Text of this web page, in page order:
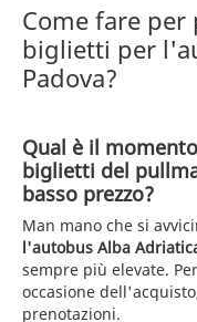
Come fare
biglietti per
Padova?
Qual è il
biglietti del
basso prezzo?
Man mano che si
l'autobus Alba
sempre più elevate.
occasione
prenotazioni.